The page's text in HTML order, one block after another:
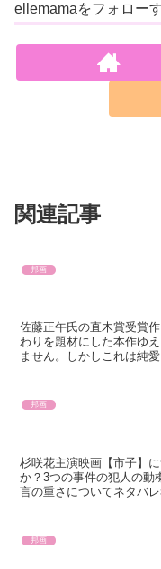
ellemamaをフォロー
関連記事
邦画
佐藤正午氏の直木賞受賞
わりを題材にした本作ゆ
ません。しかしこれは純
邦画
杉咲花主演映画【市子】
か？3つの事件の犯人の動
言の重さについてネタバレ
邦画